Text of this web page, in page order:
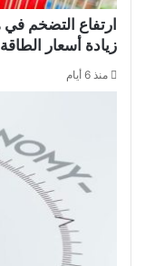
زيادة أسعار الطاقة
منذ 6 أيام